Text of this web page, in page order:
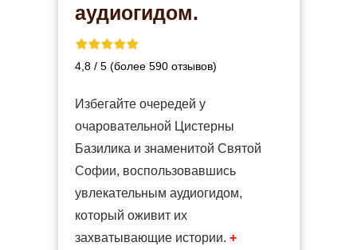
аудиогидом.
4,8 / 5 (более 590 отзывов)
Избегайте очередей у
очаровательной Цистерны
Базилика и знаменитой Святой
Софии, воспользовавшись
увлекательным аудиогидом,
который оживит их
захватывающие истории. +